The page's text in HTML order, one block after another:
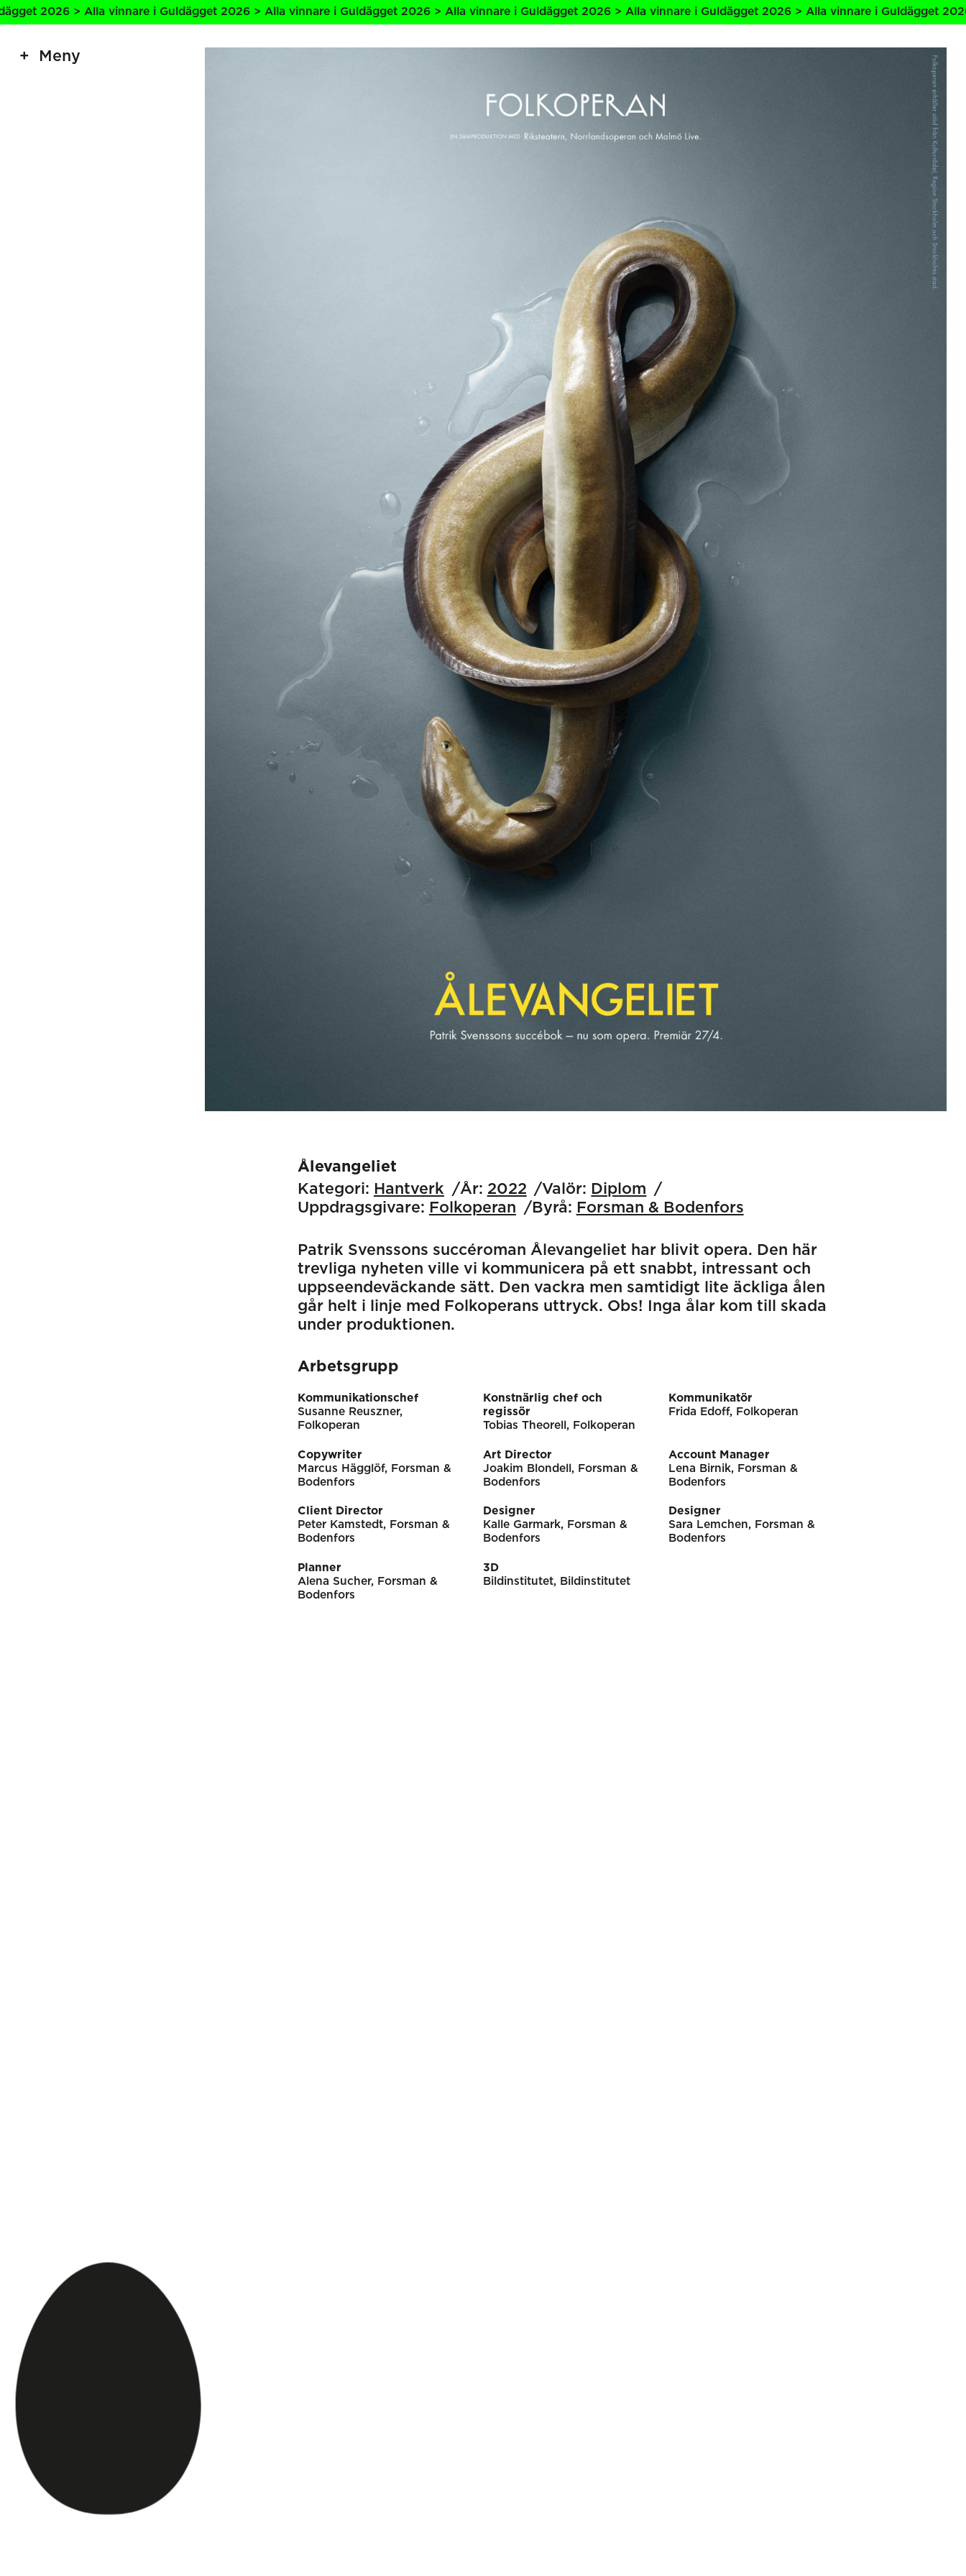
vinnare i Guldägget 2026 > Alla vinnare i Guldägget 2026 > Alla vinnare i Guldägget 2026 > Alla vinnare i Guldägget 2026 > Alla vinnare i Guldägget 2026 > Alla
Meny
Ålevangeliet
Kategori: Hantverk År: 2022 Valör: Diplom
Uppdragsgivare: Folkoperan Byrå: Forsman & Bodenfors
Patrik Svenssons succéroman Ålevangeliet har blivit opera. Den här
trevliga nyheten ville vi kommunicera på ett snabbt, intressant och
uppseendeväckande sätt. Den vackra men samtidigt lite äckliga ålen
går helt i linje med Folkoperans uttryck. Obs! Inga ålar kom till skada
under produktionen.
Arbetsgrupp
Kommunikationschef
Susanne Reuszner,
Folkoperan
Konstnärlig chef och
regissör
Tobias Theorell, Folkoperan
Kommunikatör
Frida Edoff, Folkoperan
Copywriter
Marcus Hägglöf, Forsman &
Bodenfors
Art Director
Joakim Blondell, Forsman &
Bodenfors
Account Manager
Lena Birnik, Forsman &
Bodenfors
Client Director
Peter Kamstedt, Forsman &
Bodenfors
Designer
Kalle Garmark, Forsman &
Bodenfors
Designer
Sara Lemchen, Forsman &
Bodenfors
Planner
Alena Sucher, Forsman &
Bodenfors
3D
Bildinstitutet, Bildinstitutet